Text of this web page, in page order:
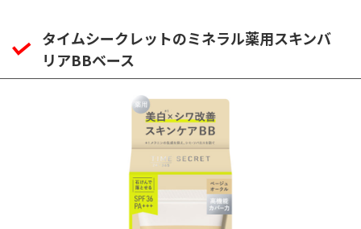
タイムシークレットのミネラル薬用スキンバ
リアBBベース